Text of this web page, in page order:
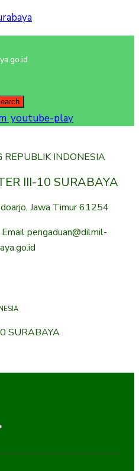
youtube-play
INDONESIA
III-10 SURABAYA
Jawa Timur 61254
pengaduan@dilmil-
SURABAYA